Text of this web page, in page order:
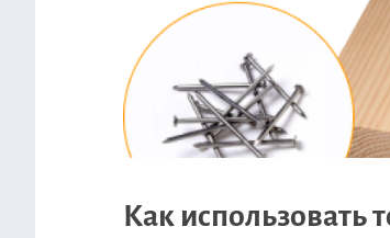
Как использовать